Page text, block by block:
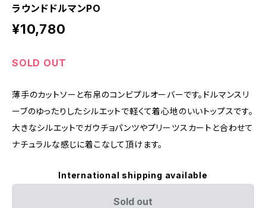
ラウンドドルマンPO
¥10,780
SOLD OUT
薄手のカットソーと布帛のコンビプルオーバーです。ドルマンスリ
ーブのゆったりしたシルエットで軽くて着心地のいいトップスです。
大きなシルエットでガウチョパンツやプリーツスカートと合わせて
ナチュラルな感じに着こなして頂けます。
International shipping available
Sold out